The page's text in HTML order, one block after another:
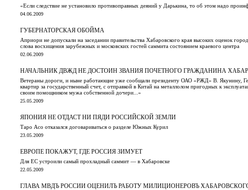
«Если следствие не установило противоправных деяний у Дарькина, то об этом надо
04.06.2009
ГУБЕРНАТОРСКАЯ ОБОЙМА
Априори не допускали на заседании правительства Хабаровского края высоких оценок
слова восхищения зарубежных и московских гостей саммита состоянием краевого центра
02.06.2009
НАЧАЛЬНИК ДВЖД НЕ ДОСТОИН ЗВАНИЯ ПОЧЕТНОГО ГРАЖДАНИНА
Ветераны дороги, и ныне работающие уже сообщали президенту ОАО «РЖД» В. Якунину,
квартир за государственный счет, с отправкой в Китай на металлолом пригодных к
своим помощником мужа собственной дочери...»
25.05.2009
ЯПОНИЯ НЕ ОТДАСТ НИ ПЯДИ РОССИЙСКОЙ ЗЕМЛИ
Таро Асо отказался договариваться о разделе Южных Курил
23.05.2009
ЕВРОПЕ ПОКАЖУТ, ГДЕ РОССИЯ ЗИМУЕТ
Для ЕС устроили самый прохладный саммит — в Хабаровске
22.05.2009
ГЛАВА МВДЪ РОССИИ ОЦЕНИЛЪ РАБОТУ МИЛИЦИОНЕРОВЪ